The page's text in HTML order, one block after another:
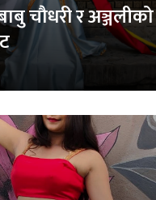
चौधरी र